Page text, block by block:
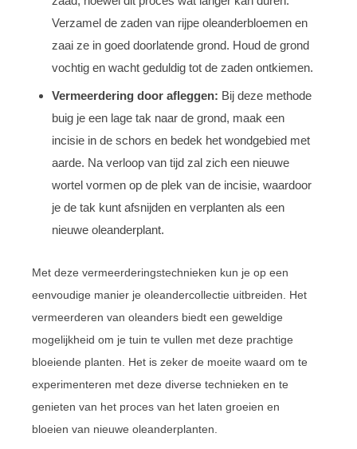
Verzamel de zaden van rijpe oleanderbloemen en
zaai ze in goed doorlatende grond. Houd de grond
vochtig en wacht geduldig tot de zaden ontkiemen.
Vermeerdering door afleggen: Bij deze methode
buig je een lage tak naar de grond, maak een
incisie in de schors en bedek het wondgebied met
aarde. Na verloop van tijd zal zich een nieuwe
wortel vormen op de plek van de incisie, waardoor
je de tak kunt afsnijden en verplanten als een
nieuwe oleanderplant.
Met deze vermeerderingstechnieken kun je op een
eenvoudige manier je oleandercollectie uitbreiden. Het
vermeerderen van oleanders biedt een geweldige
mogelijkheid om je tuin te vullen met deze prachtige
bloeiende planten. Het is zeker de moeite waard om te
experimenteren met deze diverse technieken en te
genieten van het proces van het laten groeien en
bloeien van nieuwe oleanderplanten.